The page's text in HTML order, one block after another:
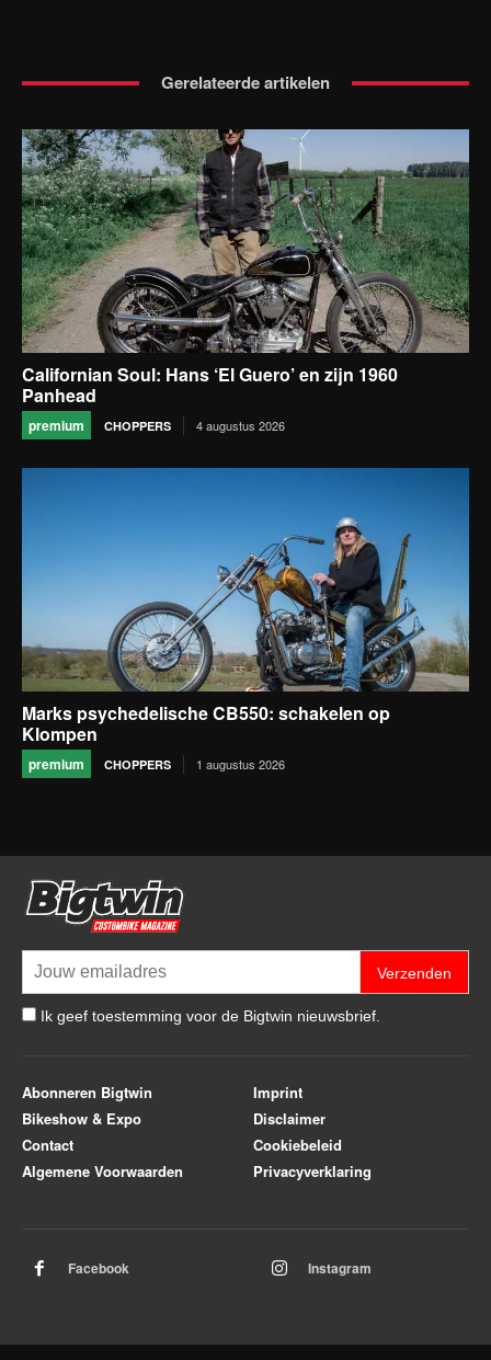
Gerelateerde artikelen
Californian Soul: Hans ‘El Guero’ en zijn 1960
Panhead
premium CHOPPERS 4 augustus 2026
Marks psychedelische CB550: schakelen op
Klompen
premium CHOPPERS 1 augustus 2026
Verzenden
Ik geef toestemming voor de Bigtwin nieuwsbrief.
Abonneren Bigtwin
Bikeshow & Expo
Contact
Algemene Voorwaarden
Imprint
Disclaimer
Cookiebeleid
Privacyverklaring
Facebook Instagram